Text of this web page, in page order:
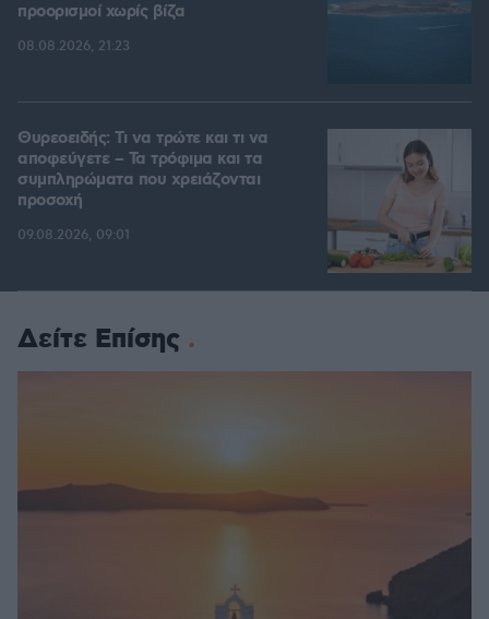
προορισμοί χωρίς βίζα
08.08.2026, 21:23
Θυρεοειδής: Τι να τρώτε και τι να
αποφεύγετε – Τα τρόφιμα και τα
συμπληρώματα που χρειάζονται
προσοχή
09.08.2026, 09:01
Δείτε Επίσης